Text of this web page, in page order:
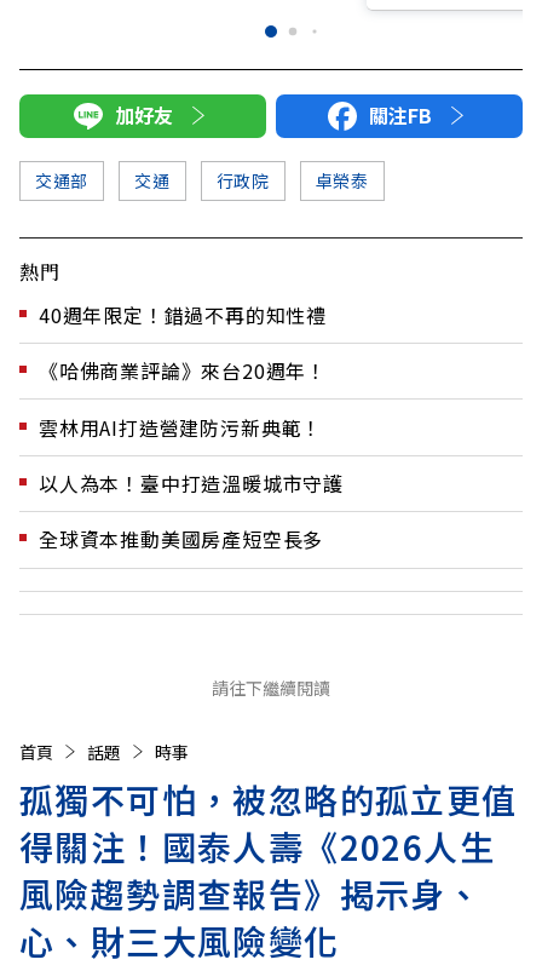
加好友 關注FB
交通部 交通 行政院 卓榮泰
熱門
40週年限定！錯過不再的知性禮
《哈佛商業評論》來台20週年！
雲林用AI打造營建防污新典範！
以人為本！臺中打造溫暖城市守護
全球資本推動美國房產短空長多
請往下繼續閱讀
首頁 話題 時事
孤獨不可怕，被忽略的孤立更值
得關注！國泰人壽《2026人生
風險趨勢調查報告》揭示身、
心、財三大風險變化